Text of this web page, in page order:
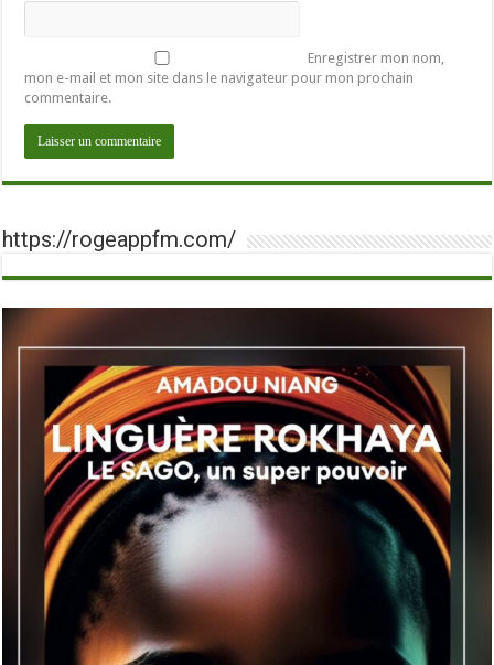
Enregistrer mon nom,
mon e-mail et mon site dans le navigateur pour mon prochain
commentaire.
https://rogeappfm.com/